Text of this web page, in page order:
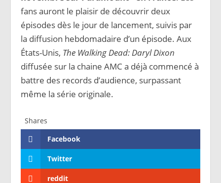
fans auront le plaisir de découvrir deux
épisodes dès le jour de lancement, suivis par
la diffusion hebdomadaire d’un épisode. Aux
États-Unis, The Walking Dead: Daryl Dixon
diffusée sur la chaine AMC a déjà commencé à
battre des records d’audience, surpassant
même la série originale​.
Shares
Facebook
Twitter
reddit